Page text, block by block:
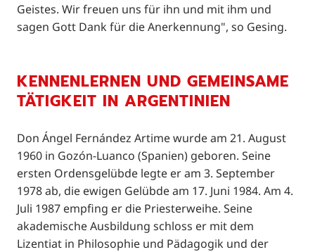
Geistes. Wir freuen uns für ihn und mit ihm und
sagen Gott Dank für die Anerkennung", so Gesing.
KENNENLERNEN UND GEMEINSAME
TÄTIGKEIT IN ARGENTINIEN
Don Ángel Fernández Artime wurde am 21. August
1960 in Gozón-Luanco (Spanien) geboren. Seine
ersten Ordensgelübde legte er am 3. September
1978 ab, die ewigen Gelübde am 17. Juni 1984. Am 4.
Juli 1987 empfing er die Priesterweihe. Seine
akademische Ausbildung schloss er mit dem
Lizentiat in Philosophie und Pädagogik und der